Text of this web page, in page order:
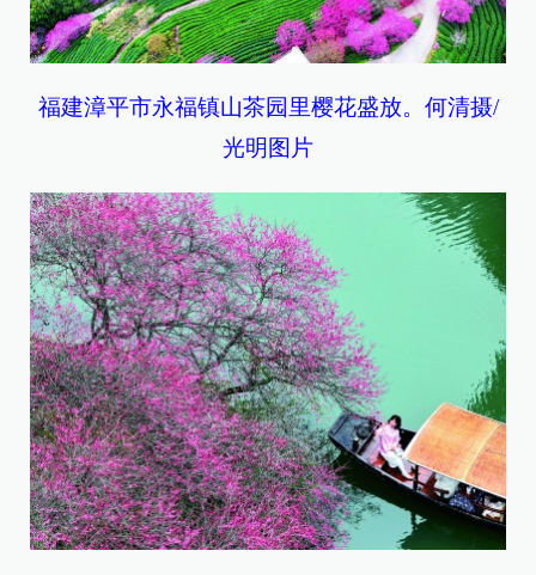
福建漳平市永福镇山茶园里樱花盛放。何清摄/
光明图片